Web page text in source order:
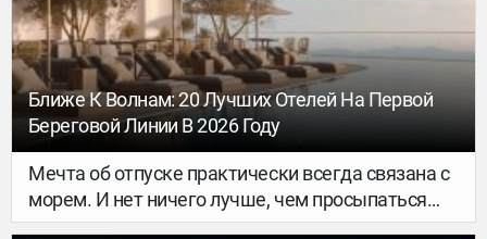
курорта, спокойного рыбацкого побережья и
азиатского мегаполиса.
Ближе К Волнам: 20 Лучших Отелей На Первой
Береговой Линии В 2026 Году
Мечта об отпуске практически всегда связана с
морем. И нет ничего лучше, чем просыпаться
под мягкий шум прибоя, открывать окно и сразу